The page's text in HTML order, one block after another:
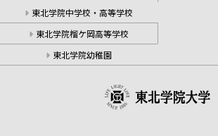
東北学院中学校・高等学校
東北学院榴ケ岡高等学校
東北学院幼稚園